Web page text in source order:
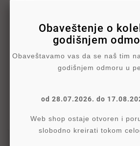
Politika
Obaveštenje o
godišnjem
Obaveštavamo vas da se naš tim
godišnjem odmoru u
od 28.07.2026. do
Web shop ostaje otvoren i
slobodno kreirati tokom